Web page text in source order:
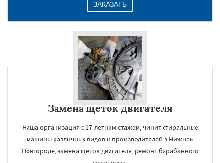
ЗАКАЗАТЬ
Замена щеток двигателя
Наша организация с 17-летним стажем, чинит стиральные
машины различных видов и производителей в Нижнем
Новгороде, замена щеток двигателя, ремонт барабанного